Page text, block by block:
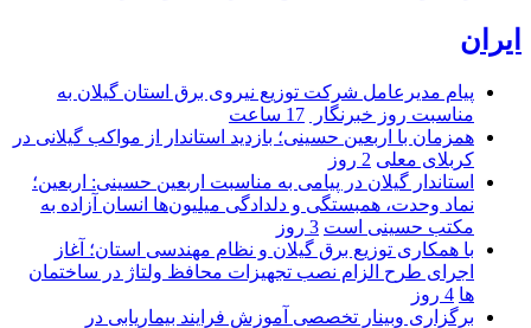
ایران
پیام مدیرعامل شركت توزیع نیروی برق استان گیلان به
مناسبت روز خبرنگار ‌
17 ساعت
همزمان با اربعین حسینی؛ بازدید استاندار از مواکب گیلانی در
کربلای معلی 2 روز
استاندار گیلان در پیامی به مناسبت اربعین حسینی: اربعین؛
نماد وحدت، همبستگی و دلدادگی میلیون‌ها انسان آزاده به
مکتب حسینی است 3 روز
با همکاری توزیع برق گیلان و نظام مهندسی استان؛ آغاز
اجرای طرح الزام نصب تجهیزات محافظ ولتاژ در ساختمان
ها 4 روز
برگزاری وبینار تخصصی آموزش فرایند بیماریابی در